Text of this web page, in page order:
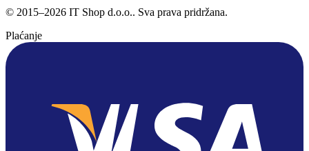
© 2015–2026 IT Shop d.o.o.. Sva prava pridržana.
Plaćanje